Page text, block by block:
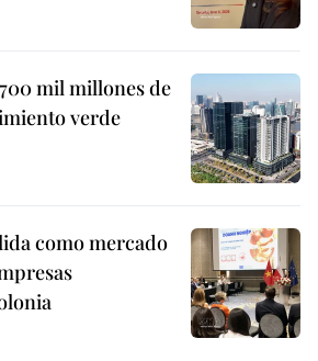
mil millones de
verde
como mercado